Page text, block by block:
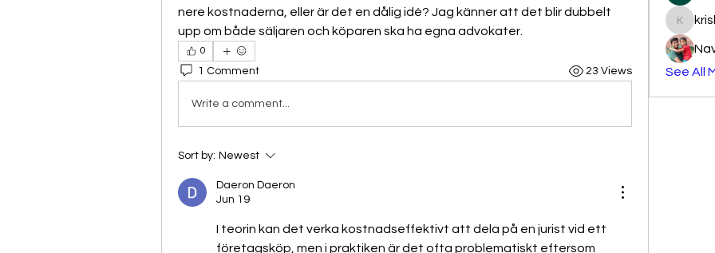
nere kostnaderna, eller är det en dålig idé? Jag känner att det blir dubbelt
upp om både säljaren och köparen ska ha egna advokater.
0
1 Comment 23 Views
Write a comment...
Sort by: Newest
Daeron Daeron
Jun 19
I teorin kan det verka kostnadseffektivt att dela på en jurist vid ett
företagsköp, men i praktiken är det ofta problematiskt eftersom
See All